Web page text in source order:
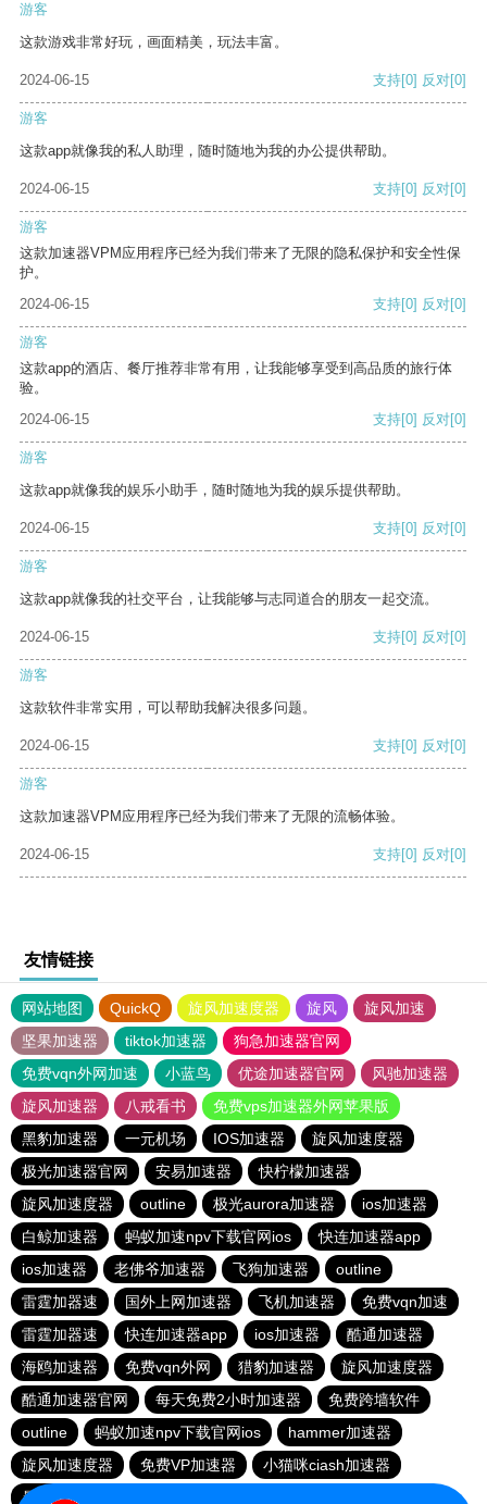
游客
这款游戏非常好玩，画面精美，玩法丰富。
2024-06-15 支持[0] 反对[0]
游客
这款app就像我的私人助理，随时随地为我的办公提供帮助。
2024-06-15 支持[0] 反对[0]
游客
这款加速器VPM应用程序已经为我们带来了无限的隐私保护和安全性保
护。
2024-06-15
支持[0] 反对[0]
游客
这款app的酒店、餐厅推荐非常有用，让我能够享受到高品质的旅行体
验。
2024-06-15
支持[0] 反对[0]
游客
这款app就像我的娱乐小助手，随时随地为我的娱乐提供帮助。
2024-06-15 支持[0] 反对[0]
游客
这款app就像我的社交平台，让我能够与志同道合的朋友一起交流。
2024-06-15 支持[0] 反对[0]
游客
这款软件非常实用，可以帮助我解决很多问题。
2024-06-15 支持[0] 反对[0]
游客
这款加速器VPM应用程序已经为我们带来了无限的流畅体验。
2024-06-15 支持[0] 反对[0]
友情链接
网站地图 QuickQ 旋风加速度器 旋风
旋风加速
坚果加速器
tiktok加速器
狗急加速器官网
免费vqn外网加速
小蓝鸟 优途加速器官网
风驰加速器
旋风加速器
八戒看书
免费vps加速器外网苹果版
黑豹加速器
一元机场 IOS加速器
旋风加速度器
极光加速器官网
安易加速器
快柠檬加速器
旋风加速度器
outline 极光aurora加速器
ios加速器
白鲸加速器
蚂蚁加速npv下载官网ios
快连加速器app
ios加速器
老佛爷加速器 飞狗加速器
outline
雷霆加器速
国外上网加速器 飞机加速器
免费vqn加速
雷霆加器速
快连加速器app ios加速器
酷通加速器
海鸥加速器
免费vqn外网 猎豹加速器
旋风加速度器
酷通加速器官网
每天免费2小时加速器
免费跨墙软件
outline
蚂蚁加速npv下载官网ios
hammer加速器
旋风加速度器
免费VP加速器
小猫咪ciash加速器
暴雪加速器vp